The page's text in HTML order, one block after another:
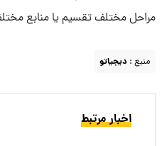
مراحل مختلف تقسیم یا منابع
منبع : دیجیاتو
اخبار مرتبط